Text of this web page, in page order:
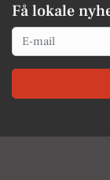
Få lokale
Email